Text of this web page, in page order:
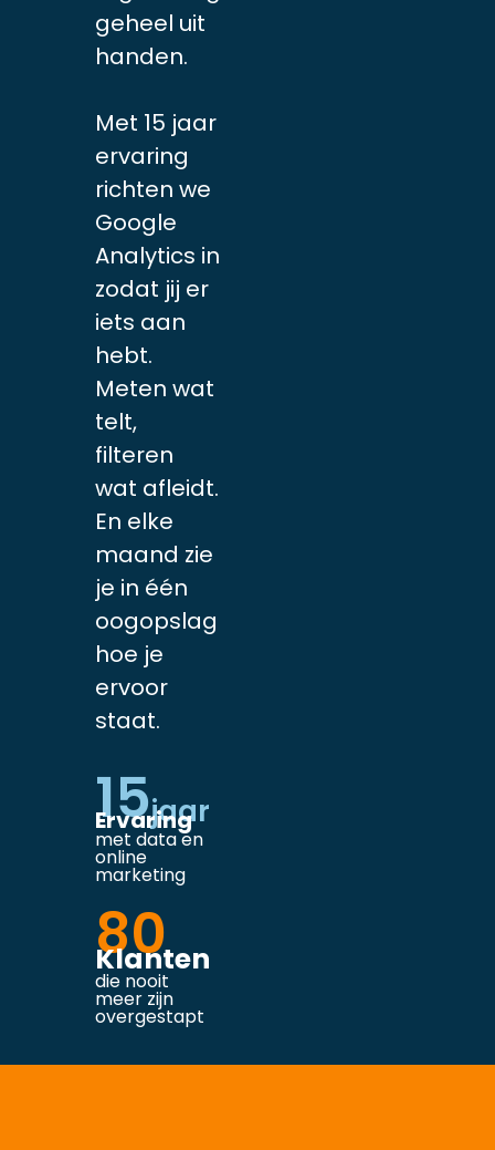
geheel uit
handen.
Met 15 jaar
ervaring
richten we
Google
Analytics in
zodat jij er
iets aan
hebt.
Meten wat
telt,
filteren
wat afleidt.
En elke
maand zie
je in één
oogopslag
hoe je
ervoor
staat.
15jaar
Ervaring
met data en
online
marketing
80
Klanten
die nooit
meer zijn
overgestapt